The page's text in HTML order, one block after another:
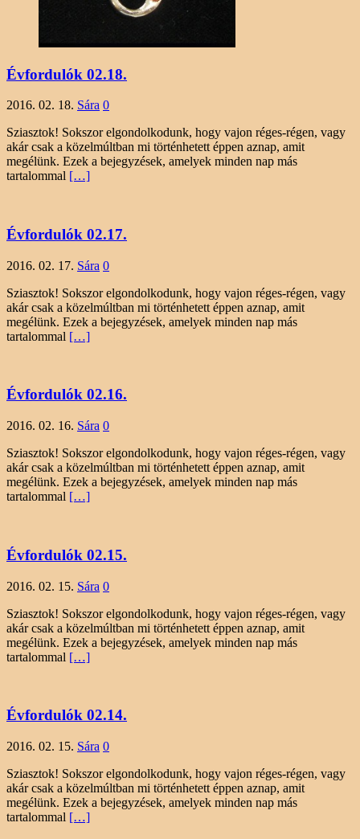
Évfordulók 02.18.
2016. 02. 18. Sára 0
Sziasztok! Sokszor elgondolkodunk, hogy vajon réges-régen, vagy
akár csak a közelmúltban mi történhetett éppen aznap, amit
megélünk. Ezek a bejegyzések, amelyek minden nap más
tartalommal […]
Évfordulók 02.17.
2016. 02. 17. Sára 0
Sziasztok! Sokszor elgondolkodunk, hogy vajon réges-régen, vagy
akár csak a közelmúltban mi történhetett éppen aznap, amit
megélünk. Ezek a bejegyzések, amelyek minden nap más
tartalommal […]
Évfordulók 02.16.
2016. 02. 16. Sára 0
Sziasztok! Sokszor elgondolkodunk, hogy vajon réges-régen, vagy
akár csak a közelmúltban mi történhetett éppen aznap, amit
megélünk. Ezek a bejegyzések, amelyek minden nap más
tartalommal […]
Évfordulók 02.15.
2016. 02. 15. Sára 0
Sziasztok! Sokszor elgondolkodunk, hogy vajon réges-régen, vagy
akár csak a közelmúltban mi történhetett éppen aznap, amit
megélünk. Ezek a bejegyzések, amelyek minden nap más
tartalommal […]
Évfordulók 02.14.
2016. 02. 15. Sára 0
Sziasztok! Sokszor elgondolkodunk, hogy vajon réges-régen, vagy
akár csak a közelmúltban mi történhetett éppen aznap, amit
megélünk. Ezek a bejegyzések, amelyek minden nap más
tartalommal […]